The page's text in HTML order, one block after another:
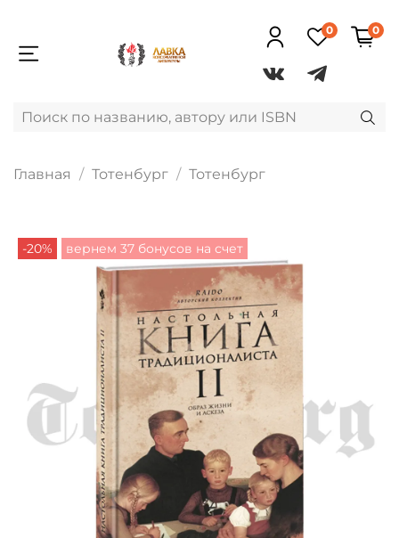
0 0
Главная Тотенбург Тотенбург
-20% вернем 37 бонусов на счет